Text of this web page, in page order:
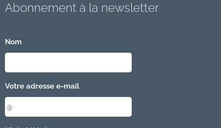
Abonnement à la newsletter
Nom
Votre adresse e-mail